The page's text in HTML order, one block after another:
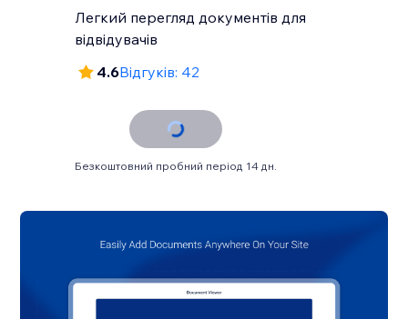
Легкий перегляд документів для
відвідувачів
4.6Відгуків: 42
Безкоштовний пробний період 14 дн.